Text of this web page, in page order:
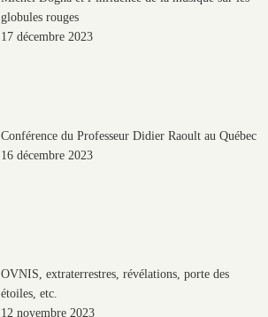
globules rouges
17 décembre 2023
Conférence du Professeur Didier Raoult au Québec
16 décembre 2023
OVNIS, extraterrestres, révélations, porte des
étoiles, etc.
12 novembre 2023